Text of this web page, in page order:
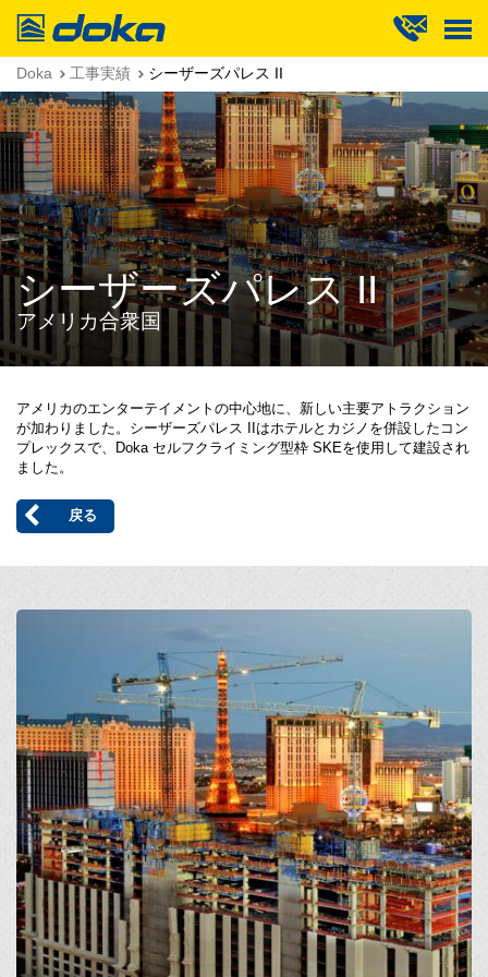
Doka
Doka 工事実績 シーザーズパレス II
シーザーズパレス II
アメリカ合衆国
アメリカのエンターテイメントの中心地に、新しい主要アトラクション
が加わりました。シーザーズパレス IIはホテルとカジノを併設したコン
プレックスで、Doka セルフクライミング型枠 SKEを使用して建設され
ました。
戻る